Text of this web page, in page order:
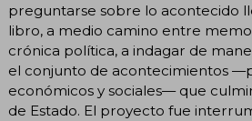
preguntarse sobre lo acontecido
libro, a medio camino entre
crónica política, a indagar de
el conjunto de acontecimientos
económicos y sociales— que
de Estado. El proyecto fue